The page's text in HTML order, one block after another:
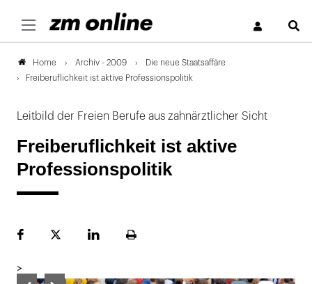
Home Archiv - 2009
Die neue Staatsaffäre
Freiberuflichkeit ist aktive Professionspolitik
Leitbild der Freien Berufe aus zahnärztlicher Sicht
Freiberuflichkeit ist aktive
Professionspolitik
FacebookPlattformLinekdInSeite
>